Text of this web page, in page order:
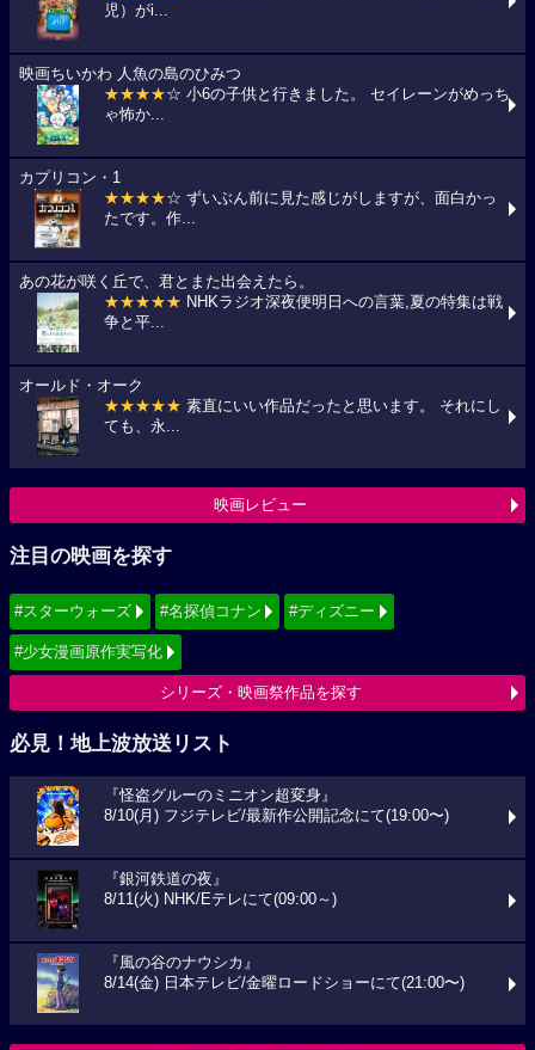
児）がi...
映画ちいかわ 人魚の島のひみつ
★★★★☆ 小6の子供と行きました。 セイレーンがめっち
ゃ怖か...
カプリコン・1
★★★★☆ ずいぶん前に見た感じがしますが、面白かっ
たです。作...
あの花が咲く丘で、君とまた出会えたら。
★★★★★ NHKラジオ深夜便明日への言葉,夏の特集は戦
争と平...
オールド・オーク
★★★★★ 素直にいい作品だったと思います。 それにし
ても、永...
映画レビュー
注目の映画を探す
#スターウォーズ #名探偵コナン #ディズニー
#少女漫画原作実写化
シリーズ・映画祭作品を探す
必見！地上波放送リスト
『怪盗グルーのミニオン超変身』
8/10(月) フジテレビ/最新作公開記念にて(19:00〜)
『銀河鉄道の夜』
8/11(火) NHK/Eテレにて(09:00～)
『風の谷のナウシカ』
8/14(金) 日本テレビ/金曜ロードショーにて(21:00〜)